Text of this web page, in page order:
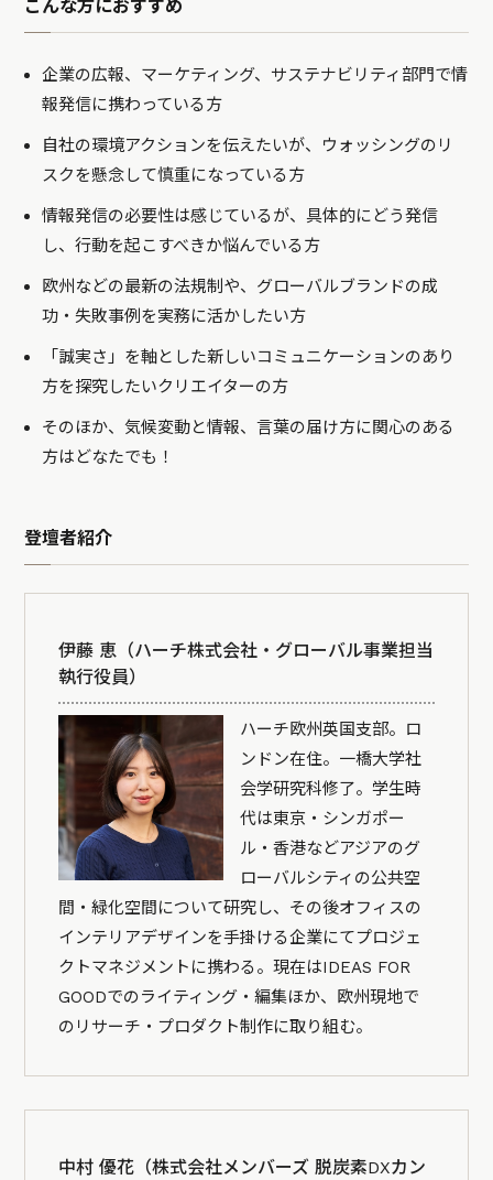
こんな方におすすめ
企業の広報、マーケティング、サステナビリティ部門で情
報発信に携わっている方
自社の環境アクションを伝えたいが、ウォッシングのリ
スクを懸念して慎重になっている方
情報発信の必要性は感じているが、具体的にどう発信
し、行動を起こすべきか悩んでいる方
欧州などの最新の法規制や、グローバルブランドの成
功・失敗事例を実務に活かしたい方
「誠実さ」を軸とした新しいコミュニケーションのあり
方を探究したいクリエイターの方
そのほか、気候変動と情報、言葉の届け方に関心のある
方はどなたでも！
登壇者紹介
伊藤 恵（ハーチ株式会社・グローバル事業担当
執行役員）
ハーチ欧州英国支部。ロ
ンドン在住。一橋大学社
会学研究科修了。学生時
代は東京・シンガポー
ル・香港などアジアのグ
ローバルシティの公共空
間・緑化空間について研究し、その後オフィスの
インテリアデザインを手掛ける企業にてプロジェ
クトマネジメントに携わる。現在はIDEAS FOR
GOODでのライティング・編集ほか、欧州現地で
のリサーチ・プロダクト制作に取り組む。
中村 優花（株式会社メンバーズ 脱炭素DXカン